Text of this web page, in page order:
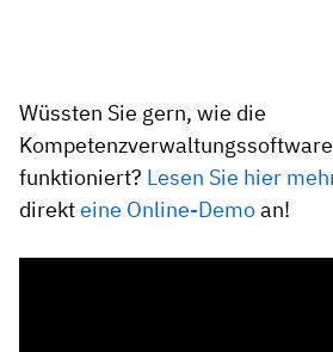
Wüssten Sie gern, wie die
funktioniert? Lesen Sie hier
direkteine Online-Demoan!